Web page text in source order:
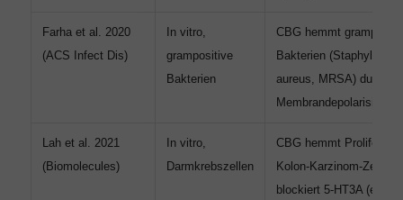
Farha et al. 2020
(ACS Infect Dis)
In vitro,
grampositive
Bakterien
CBG hemmt
Bakterien
aureus, MRSA) durch
Membrandepolarisierung
Lah et al. 2021
(Biomolecules)
In vitro,
Darmkrebszellen
CBG hemmt
Kolon-Karzinom-Zellen
blockiert 5-HT3A